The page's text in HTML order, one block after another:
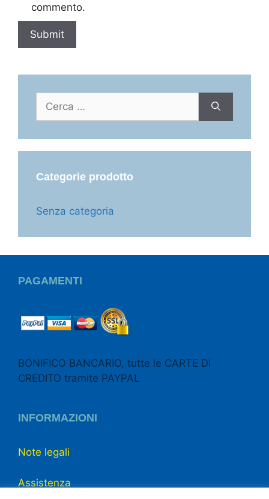
commento.
per:
Categorie prodotto
Senza categoria
PAGAMENTI
BONIFICO BANCARIO, tutte le CARTE DI
CREDITO tramite PAYPAL
INFORMAZIONI
Note legali
Assistenza